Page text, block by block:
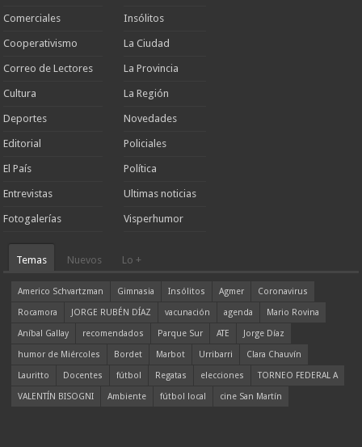
Comerciales
Cooperativismo
Correo de Lectores
Cultura
Deportes
Editorial
El País
Entrevistas
Fotogalerías
Insólitos
La Ciudad
La Provincia
La Región
Novedades
Policiales
Política
Ultimas noticias
Visperhumor
Temas Nuevos Lo +
Americo Schvartzman Gimnasia Insólitos Agmer
Coronavirus
Rocamora
JORGE RUBÉN DÍAZ vacunación agenda
Mario Rovina
Aníbal Gallay
recomendados Parque Sur ATE
Jorge Díaz
humor de Miércoles
Bordet Marbot Urribarri
Clara Chauvín
Lauritto
Docentes fútbol Regatas elecciones
TORNEO FEDERAL A
VALENTÍN BISOGNI
Ambiente fútbol local cine San Martín